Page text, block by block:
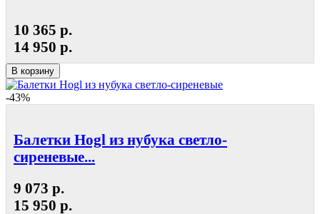
10 365 р.
14 950 р.
В корзину
-43%
Балетки Hogl из нубука светло-
сиреневые...
9 073 р.
15 950 р.